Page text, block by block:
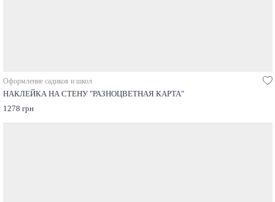
Оформление садиков и школ
НАКЛЕЙКА НА СТЕНУ "РАЗНОЦВЕТНАЯ КАРТА"
1278 грн